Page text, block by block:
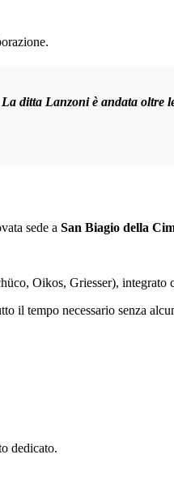
La ditta Lanzoni è andata oltre
sede a San Biagio della
Oikos, Griesser), integrato
il tempo necessario senza
dedicato.